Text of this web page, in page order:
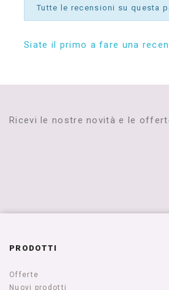
Tutte le recensioni su questa
Siate il primo a fare una
Ricevi le nostre novità e le
PRODOTTI
Offerte
Nuovi prodotti